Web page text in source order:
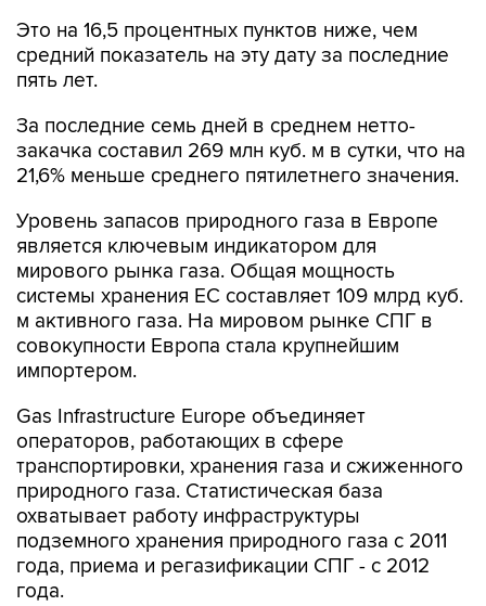
Это на 16,5 процентных пунктов ниже, чем
средний показатель на эту дату за последние
пять лет.
За последние семь дней в среднем нетто-
закачка составил 269 млн куб. м в сутки, что на
21,6% меньше среднего пятилетнего значения.
Уровень запасов природного газа в Европе
является ключевым индикатором для
мирового рынка газа. Общая мощность
системы хранения ЕС составляет 109 млрд куб.
м активного газа. На мировом рынке СПГ в
совокупности Европа стала крупнейшим
импортером.
Gas Infrastructure Europe объединяет
операторов, работающих в сфере
транспортировки, хранения газа и сжиженного
природного газа. Статистическая база
охватывает работу инфраструктуры
подземного хранения природного газа с 2011
года, приема и регазификации СПГ - с 2012
года.